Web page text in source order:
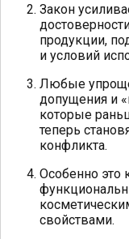
Закон
продукции,
и условий
Любые
допущения и
которые
теперь
конфликта.
Особенно это
свойствами.